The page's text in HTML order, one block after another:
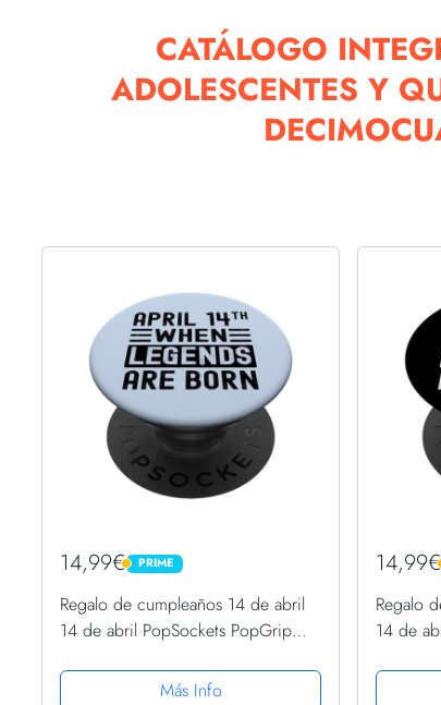
CATÁLOGO
ADOLESCENTES Y
14,99€ PRIME
PRIME
Regalo de cumpleaños 14 de abril
14 de abril PopSockets PopGrip
Más Info
Regalo
14 de